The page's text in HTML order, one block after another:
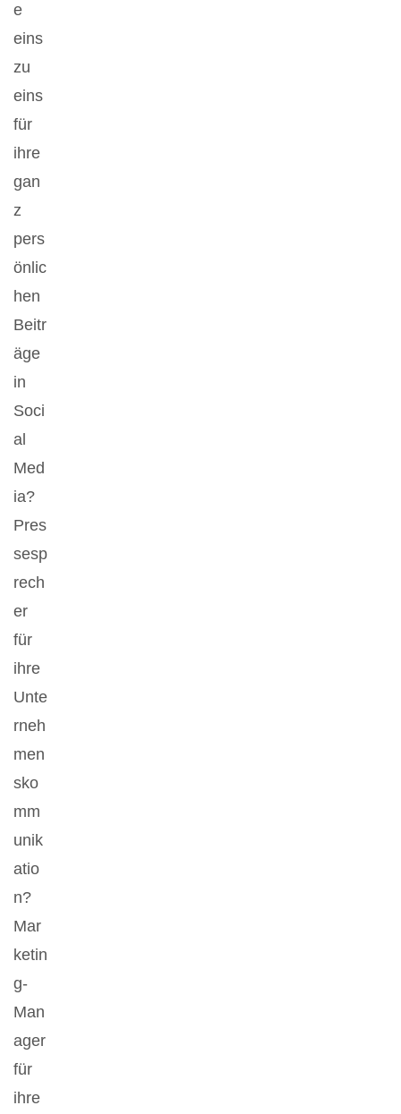
e
eins
zu
eins
für
ihre
gan
z
pers
önlic
hen
Beitr
äge
in
Soci
al
Med
ia?
Pres
sesp
rech
er
für
ihre
Unte
rneh
men
sko
mm
unik
atio
n?
Mar
ketin
g-
Man
ager
für
ihre